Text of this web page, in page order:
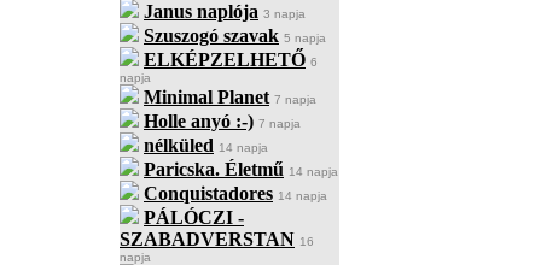
Janus naplója 3 napja
Szuszogó szavak 5 napja
ELKÉPZELHETŐ 6
napja
Minimal Planet 7 napja
Holle anyó :-) 7 napja
nélküled 14 napja
Paricska. Életmű 14 napja
Conquistadores 14 napja
PÁLÓCZI -
SZABADVERSTAN 16
napja